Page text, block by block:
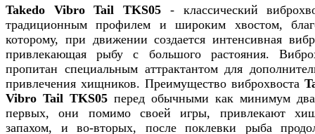
Takedo Vibro Tail TKS05 - классический
традиционным профилем и широким хвостом,
которому, при движении создается интенсивная
привлекающая рыбу с большого растояния.
пропитан специальным аттрактантом для
привлечения хищников. Преимущество виброхвоста
Vibro Tail TKS05 перед обычными как минимум
первых, они помимо своей игры, привлекают
запахом, и во-вторых, после поклевки рыба